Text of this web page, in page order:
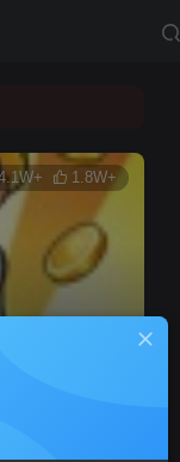
安全检测
1.8W+